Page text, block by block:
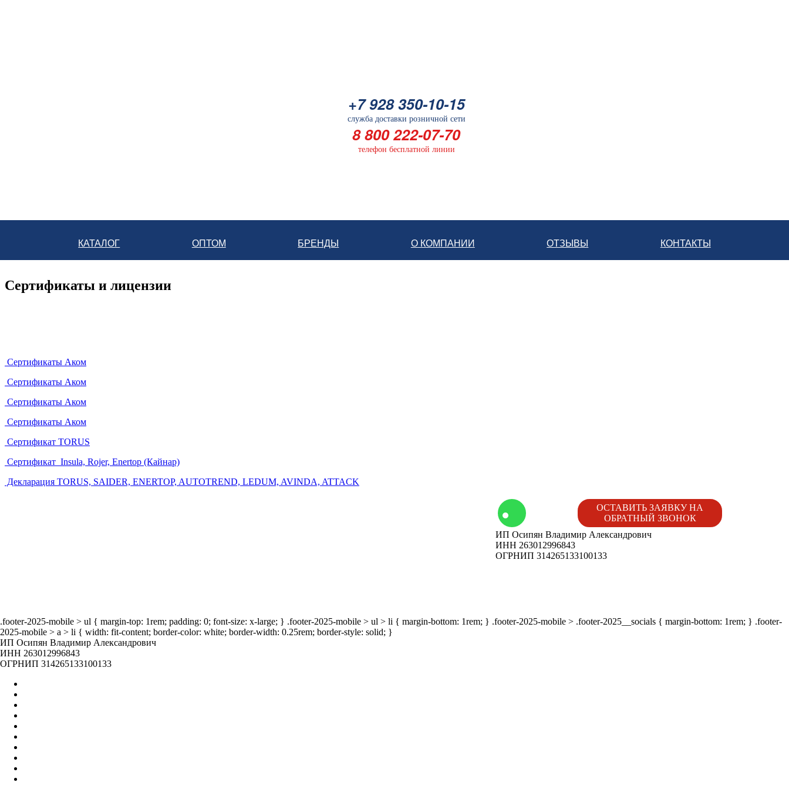
+7 928 350-10-15
служба доставки розничной сети
8 800 222-07-70
телефон бесплатной линии
КАТАЛОГ ОПТОМ БРЕНДЫ О КОМПАНИИ ОТЗЫВЫ КОНТАКТЫ
СЕРТИФИКАТЫ
Сертификаты и лицензии
Сертификаты Аком
Сертификаты Аком
Сертификаты Аком
Сертификаты Аком
Сертификат TORUS
Сертификат Insula, Rojer, Enertop (Кайнар)
Декларация TORUS, SAIDER, ENERTOP, AUTOTREND, LEDUM, AVINDA, ATTACK
ОСТАВИТЬ ЗАЯВКУ НА
ОБРАТНЫЙ ЗВОНОК
ИП Осипян Владимир Александрович
ИНН 263012996843
ОГРНИП 314265133100133
.footer-2025-mobile > ul { margin-top: 1rem; padding: 0; font-size: x-large; } .footer-2025-mobile > ul > li { margin-bottom: 1rem; } .footer-2025-mobile > .footer-2025__socials { margin-bottom: 1rem; } .footer-
2025-mobile > a > li { width: fit-content; border-color: white; border-width: 0.25rem; border-style: solid; }
ИП Осипян Владимир Александрович
ИНН 263012996843
ОГРНИП 314265133100133